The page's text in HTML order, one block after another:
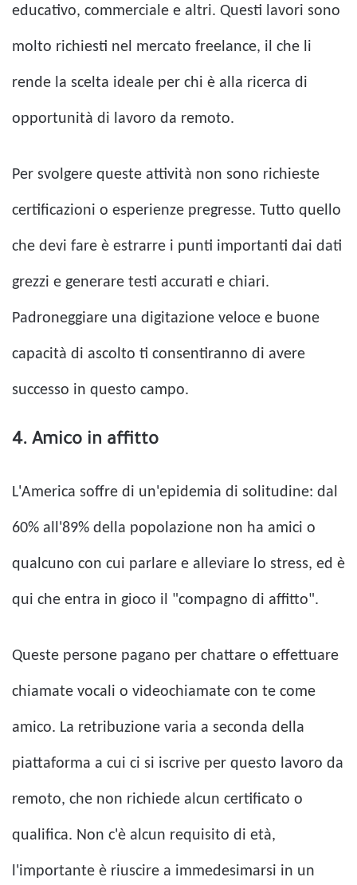
educativo, commerciale e altri. Questi lavori sono
molto richiesti nel mercato freelance, il che li
rende la scelta ideale per chi è alla ricerca di
opportunità di lavoro da remoto.
Per svolgere queste attività non sono richieste
certificazioni o esperienze pregresse. Tutto quello
che devi fare è estrarre i punti importanti dai dati
grezzi e generare testi accurati e chiari.
Padroneggiare una digitazione veloce e buone
capacità di ascolto ti consentiranno di avere
successo in questo campo.
4. Amico in affitto
L'America soffre di un'epidemia di solitudine: dal
60% all'89% della popolazione non ha amici o
qualcuno con cui parlare e alleviare lo stress, ed è
qui che entra in gioco il "compagno di affitto".
Queste persone pagano per chattare o effettuare
chiamate vocali o videochiamate con te come
amico. La retribuzione varia a seconda della
piattaforma a cui ci si iscrive per questo lavoro da
remoto, che non richiede alcun certificato o
qualifica. Non c'è alcun requisito di età,
l'importante è riuscire a immedesimarsi in un